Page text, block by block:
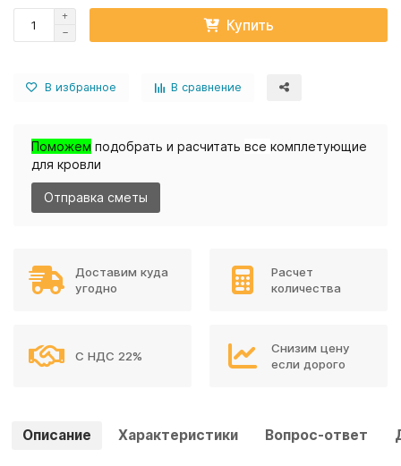
Купить
В избранное В сравнение
Поможем подобрать и расчитать все комплетующие
для кровли
Отправка сметы
Доставим куда
угодно
Расчет
количества
С НДС 22%
Снизим цену
если дорого
Описание Характеристики Вопрос-ответ